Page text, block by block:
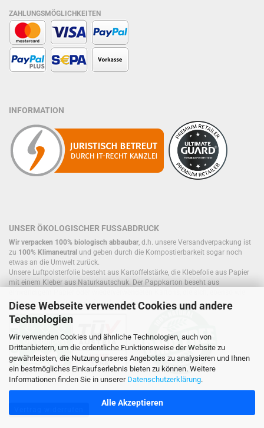
Diese Webseite verwendet Cookies und andere
Technologien
Wir verwenden Cookies und ähnliche Technologien, auch von
Drittanbietern, um die ordentliche Funktionsweise der Website zu
gewährleisten, die Nutzung unseres Angebotes zu analysieren und Ihnen
ein bestmögliches Einkaufserlebnis bieten zu können. Weitere
Informationen finden Sie in unserer Datenschutzerklärung.
Alle Akzeptieren
ZAHLUNGSMÖGLICHKEITEN
INFORMATION
UNSER ÖKOLOGISCHER FUSSABDRUCK
Wir verpacken 100% biologisch abbaubar, d.h. unsere Versandverpackung ist
zu 100% Klimaneutral und geben durch die Kompostierbarkeit sogar noch
etwas an die Umwelt zurück.
Unsere Luftpolsterfolie besteht aus Kartoffelstärke, die Klebefolie aus Papier
mit einem Kleber aus Naturkautschuk. Der Pappkarton beseht aus
Füllmaterial, bereits im Kreislauf befinden.